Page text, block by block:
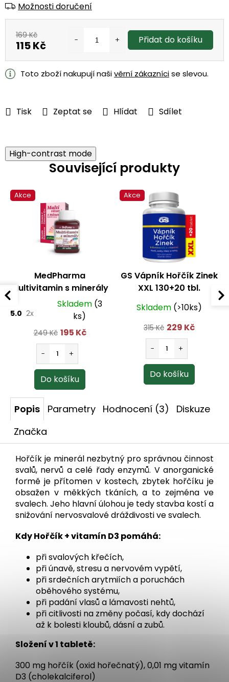
Tisk Zeptat se Hlídat Sdílet
Možnosti doručení
169 Kč
115 Kč Přidat do košíku
Toto zboží nakupují našivěrní zákaznícise slevou.
High-contrast mode
Související produkty
Akce
MedPharma
Multivitamin s minerály
42 složek + extra C 107
5.0 2x
Skladem (3
ks)
249 Kč 195 Kč
Akce
GS Vápník Hořčík Zinek
XXL 130+20 tbl.
Skladem (>10ks)
315 Kč 229 Kč
Popis Parametry Hodnocení (3)
Diskuze
Značka
Hořčík je minerál nezbytný pro správnou činnost
svalů, nervů a celé řady enzymů. V anorganické
formě je přítomen v kostech, zbytek hořčíku je
obsažen v měkkých tkáních, a to zejména ve
svalech. Jeho hlavní úlohou je tedy stavba kostí a
snižování nervosvalové dráždivosti ve svalech.
Kdy Hořčík + vitamín D3 pomáhá:
při svalových křečích,
při únavě, stresu a nervovém vypětí,
při srdečních arytmiích a poruchách
oběhového systému,
při padání vlasů a lámavosti nehtů,
při citlivosti na změny počasí, kdy dochází
až k bolesti kloubů, dásní a zubů.
Složení v 1 tabletě:
300 mg hořčík (oxid hořečnatý), 0,01 mg vitamín
D3 (cholekalciferol)